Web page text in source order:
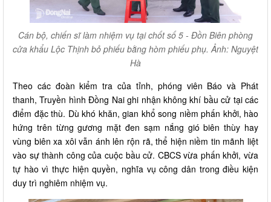
Cán bộ, chiến sĩ làm nhiệm vụ tại chốt số 5 - Đồn Biên phòng
cửa khẩu Lộc Thịnh bỏ phiếu bằng hòm phiếu phụ. Ảnh: Nguyệt
Hà
Theo các đoàn kiểm tra của tỉnh, phóng viên Báo và Phát
thanh, Truyền hình Đồng Nai ghi nhận không khí bầu cử tại các
điểm đặc thù. Dù khó khăn, gian khổ song niềm phấn khởi, hào
hứng trên từng gương mặt đen sạm nắng gió biên thùy hay
vùng biên xa xôi vẫn ánh lên rộn rã, thể hiện niềm tin mãnh liệt
vào sự thành công của cuộc bầu cử. CBCS vừa phấn khởi, vừa
tự hào vì thực hiện quyền, nghĩa vụ công dân trong điều kiện
duy trì nghiêm nhiệm vụ.